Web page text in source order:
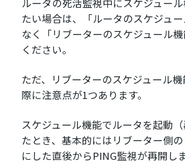
たい場合は、「ルータのスケジュ
なく「リブーターのスケジュール
ください。
ただ、リブーターのスケジュール
際に注意点が1つあります。
スケジュール機能でルータを起動
たとき、基本的にはリブーター側
にした直後からPING監視が再開し